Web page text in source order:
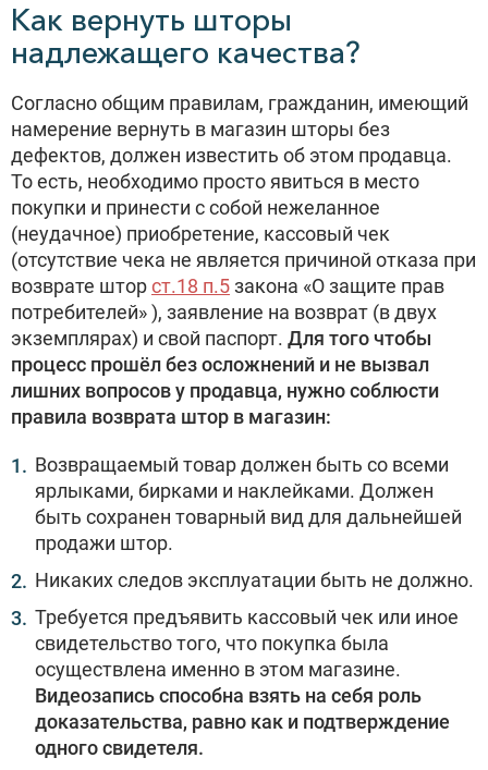
Как вернуть шторы
надлежащего качества?
Согласно общим правилам, гражданин, имеющий
намерение вернуть в магазин шторы без
дефектов, должен известить об этом продавца.
То есть, необходимо просто явиться в место
покупки и принести с собой нежеланное
(неудачное) приобретение, кассовый чек
(отсутствие чека не является причиной отказа при
возврате шторст.18 п.5закона «О защите прав
потребителей» ), заявление на возврат (в двух
экземплярах) и свой паспорт. Для того чтобы
процесс прошёл без осложнений и не вызвал
лишних вопросов у продавца, нужно соблюсти
правила возврата штор в магазин:
Возвращаемый товар должен быть со всеми
ярлыками, бирками и наклейками. Должен
быть сохранен товарный вид для дальнейшей
продажи штор.
Никаких следов эксплуатации быть не должно.
Требуется предъявить кассовый чек или иное
свидетельство того, что покупка была
осуществлена именно в этом магазине.
Видеозапись способна взять на себя роль
доказательства, равно как и подтверждение
одного свидетеля.